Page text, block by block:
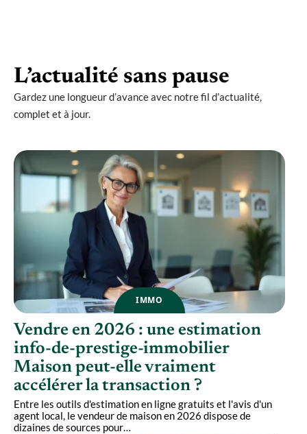
L’actualité sans pause
Gardez une longueur d’avance avec notre fil d’actualité,
complet et à jour.
IMMO
Vendre en 2026 : une estimation
info-de-prestige-immobilier
Maison peut-elle vraiment
accélérer la transaction ?
Entre les outils d'estimation en ligne gratuits et l'avis d'un
agent local, le vendeur de maison en 2026 dispose de
dizaines de sources pour…